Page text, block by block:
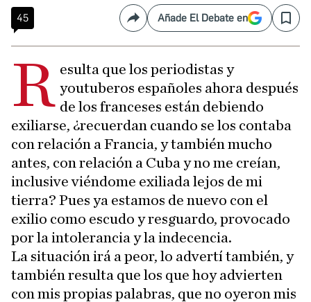
45 CompartirAñade El Debate en Save
R esulta que los periodistas y
youtuberos españoles ahora después
de los franceses están debiendo
exiliarse, ¿recuerdan cuando se los contaba
con relación a Francia, y también mucho
antes, con relación a Cuba y no me creían,
inclusive viéndome exiliada lejos de mi
tierra? Pues ya estamos de nuevo con el
exilio como escudo y resguardo, provocado
por la intolerancia y la indecencia.
La situación irá a peor, lo advertí también, y
también resulta que los que hoy advierten
con mis propias palabras, que no oyeron mis